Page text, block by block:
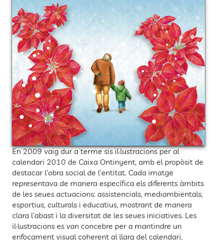
En 2009 vaig dur a terme sis il·lustracions per al
calendari 2010 de Caixa Ontinyent, amb el propòsit de
destacar l’obra social de l’entitat. Cada imatge
representava de manera específica els diferents àmbits
de les seues actuacions: assistencials, mediambientals,
esportius, culturals i educatius, mostrant de manera
clara l’abast i la diversitat de les seues iniciatives. Les
il·lustracions es van concebre per a mantindre un
enfocament visual coherent al llarg del calendari,